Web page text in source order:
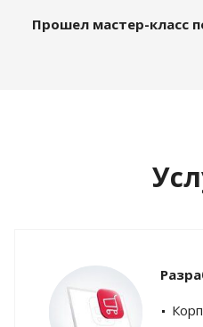
Прошел мастер-класс